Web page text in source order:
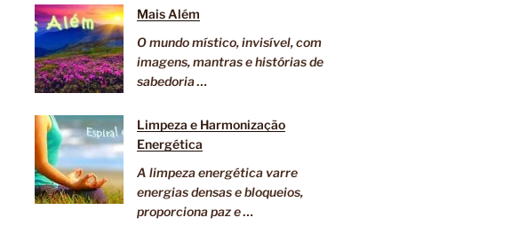
Mais Além
O mundo místico, invisível, com
imagens, mantras e histórias de
sabedoria …
Limpeza e Harmonização
Energética
A limpeza energética varre
energias densas e bloqueios,
proporciona paz e …